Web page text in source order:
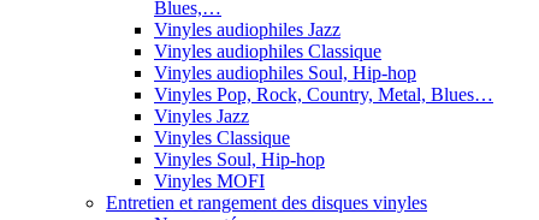
Blues,…
Vinyles audiophiles Jazz
Vinyles audiophiles Classique
Vinyles audiophiles Soul, Hip-hop
Vinyles Pop, Rock, Country, Metal, Blues…
Vinyles Jazz
Vinyles Classique
Vinyles Soul, Hip-hop
Vinyles MOFI
Entretien et rangement des disques vinyles